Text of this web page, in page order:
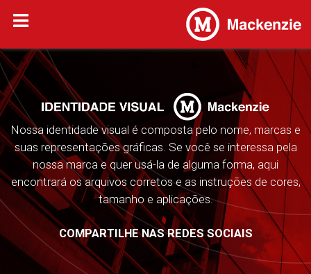
Nossa identidade visual é composta pelo nome, marcas e
suas representações gráficas. Se você se interessa pela
nossa marca e quer usá-la de alguma forma, aqui
encontrará os arquivos corretos e as instruções de cores,
tamanho e aplicações.
COMPARTILHE NAS REDES SOCIAIS